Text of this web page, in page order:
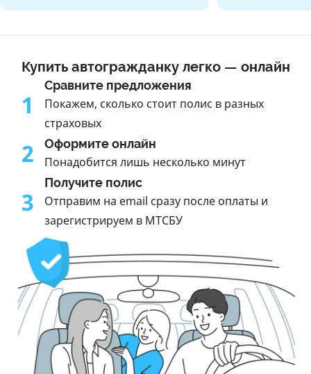
Купить автогражданку легко — онлайн
1
Сравните предложения
Покажем, сколько стоит полис в разных
страховых
2 Оформите онлайн
Понадобится лишь несколько минут
3
Получите полис
Отправим на email сразу после оплаты и
зарегистрируем в МТСБУ